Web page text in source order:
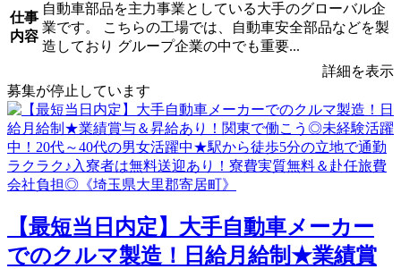
仕事
内容
自動車部品を主力事業としている大手のグローバル企
業です。 こちらの工場では、自動車安全部品などを製
造しており グループ企業の中でも重要...
詳細を表示
募集が停止しています
【最短当日内定】大手自動車メーカー
でのクルマ製造！日給月給制★業績賞